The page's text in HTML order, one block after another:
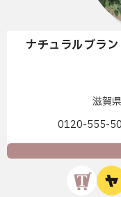
ナチュラルブラ
滋賀
0120-555-